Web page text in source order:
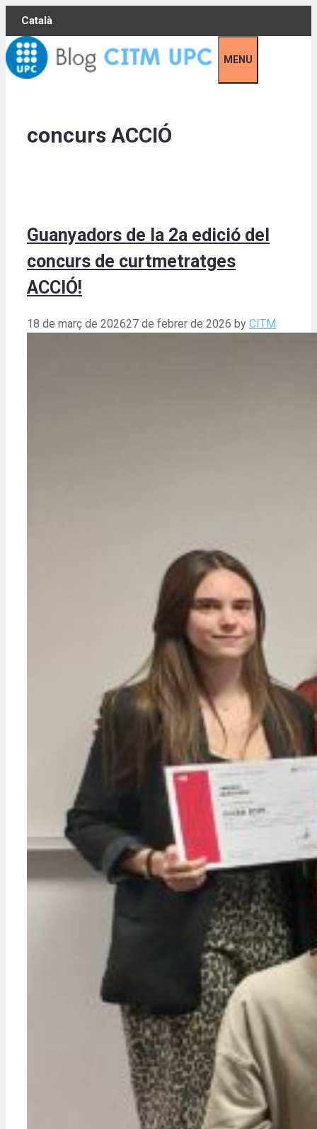
Skip
content
Català
MENU
concurs ACCIÓ
Guanyadors de la 2a edició del
concurs de curtmetratges
ACCIÓ!
18 de març de 202627 de febrer de 2026 by CITM